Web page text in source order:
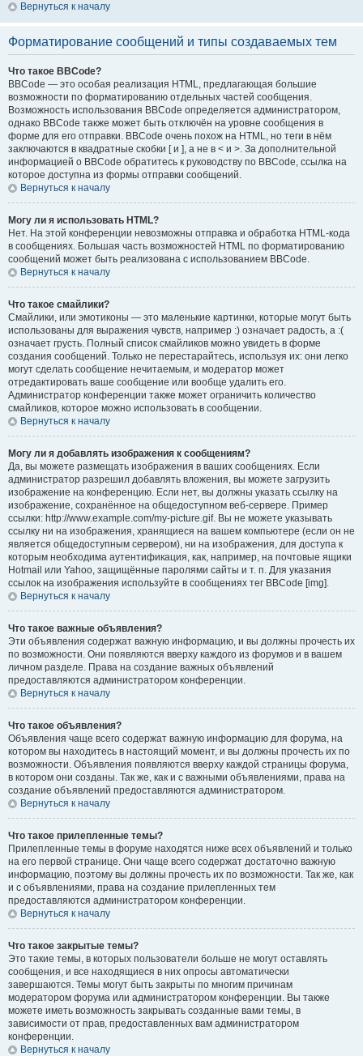
Вернуться к началу
Форматирование сообщений и типы создаваемых тем
Что такое BBCode?
BBCode — это особая реализация HTML, предлагающая большие
возможности по форматированию отдельных частей сообщения.
Возможность использования BBCode определяется администратором,
однако BBCode также может быть отключён на уровне сообщения в
форме для его отправки. BBCode очень похож на HTML, но теги в нём
заключаются в квадратные скобки [ и ], а не в < и >. За дополнительной
информацией о BBCode обратитесь к руководству по BBCode, ссылка на
которое доступна из формы отправки сообщений.
Вернуться к началу
Могу ли я использовать HTML?
Нет. На этой конференции невозможны отправка и обработка HTML-кода
в сообщениях. Большая часть возможностей HTML по форматированию
сообщений может быть реализована с использованием BBCode.
Вернуться к началу
Что такое смайлики?
Смайлики, или эмотиконы — это маленькие картинки, которые могут быть
использованы для выражения чувств, например :) означает радость, а :(
означает грусть. Полный список смайликов можно увидеть в форме
создания сообщений. Только не перестарайтесь, используя их: они легко
могут сделать сообщение нечитаемым, и модератор может
отредактировать ваше сообщение или вообще удалить его.
Администратор конференции также может ограничить количество
смайликов, которое можно использовать в сообщении.
Вернуться к началу
Могу ли я добавлять изображения к сообщениям?
Да, вы можете размещать изображения в ваших сообщениях. Если
администратор разрешил добавлять вложения, вы можете загрузить
изображение на конференцию. Если нет, вы должны указать ссылку на
изображение, сохранённое на общедоступном веб-сервере. Пример
ссылки: http://www.example.com/my-picture.gif. Вы не можете указывать
ссылку ни на изображения, хранящиеся на вашем компьютере (если он не
является общедоступным сервером), ни на изображения, для доступа к
которым необходима аутентификация, как, например, на почтовые ящики
Hotmail или Yahoo, защищённые паролями сайты и т. п. Для указания
ссылок на изображения используйте в сообщениях тег BBCode [img].
Вернуться к началу
Что такое важные объявления?
Эти объявления содержат важную информацию, и вы должны прочесть их
по возможности. Они появляются вверху каждого из форумов и в вашем
личном разделе. Права на создание важных объявлений
предоставляются администратором конференции.
Вернуться к началу
Что такое объявления?
Объявления чаще всего содержат важную информацию для форума, на
котором вы находитесь в настоящий момент, и вы должны прочесть их по
возможности. Объявления появляются вверху каждой страницы форума,
в котором они созданы. Так же, как и с важными объявлениями, права на
создание объявлений предоставляются администратором.
Вернуться к началу
Что такое прилепленные темы?
Прилепленные темы в форуме находятся ниже всех объявлений и только
на его первой странице. Они чаще всего содержат достаточно важную
информацию, поэтому вы должны прочесть их по возможности. Так же, как
и с объявлениями, права на создание прилепленных тем
предоставляются администратором конференции.
Вернуться к началу
Что такое закрытые темы?
Это такие темы, в которых пользователи больше не могут оставлять
сообщения, и все находящиеся в них опросы автоматически
завершаются. Темы могут быть закрыты по многим причинам
модератором форума или администратором конференции. Вы также
можете иметь возможность закрывать созданные вами темы, в
зависимости от прав, предоставленных вам администратором
конференции.
Вернуться к началу